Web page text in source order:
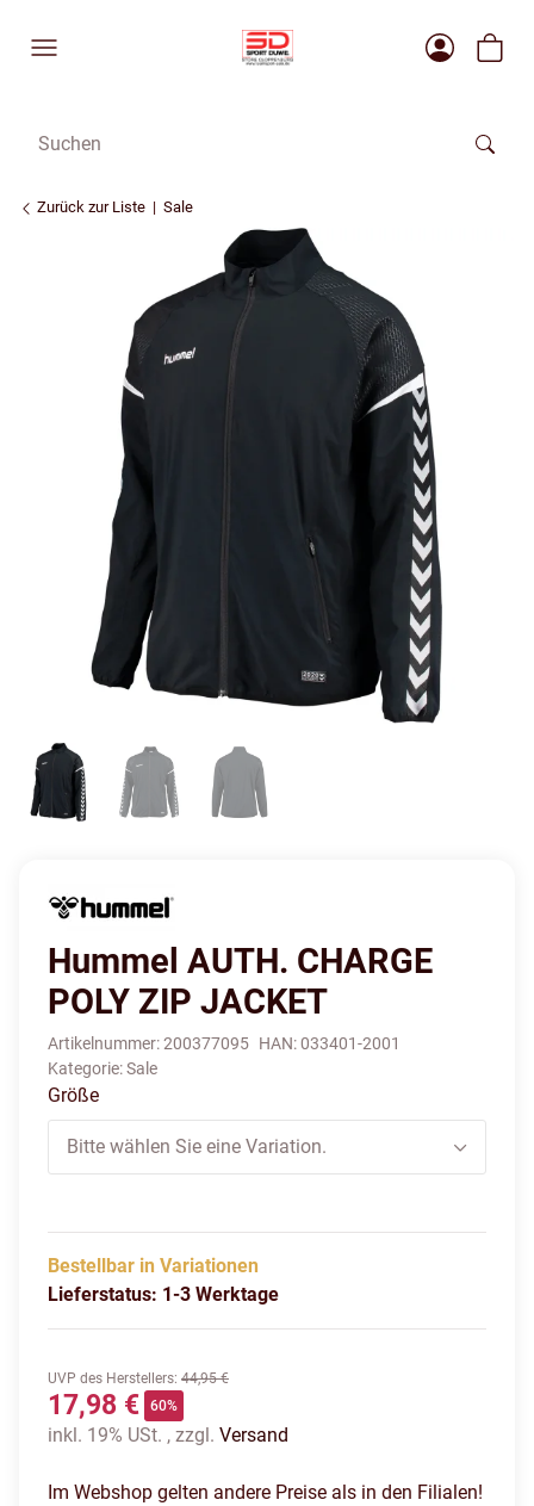
Zurück zur Liste Sale
Hummel AUTH. CHARGE
POLY ZIP JACKET
Artikelnummer:200377095 HAN:033401-2001
Kategorie:Sale
Größe
Bitte wählen Sie eine Variation.
Bestellbar in Variationen
Lieferstatus: 1-3 Werktage
UVP des Herstellers: 44,95 €
17,98 € 60%
inkl. 19% USt. , zzgl. Versand
Im Webshop gelten andere Preise als in den Filialen!